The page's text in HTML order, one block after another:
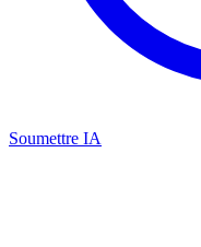
Soumettre IA